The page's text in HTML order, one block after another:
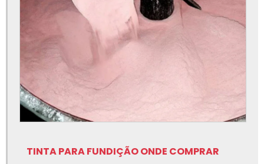
Fábrica de lubrificantes para fundição
Fábrica de nitreto de boro para fundição
Fábrica de nitreto de silício para fundição
Fábrica de rotor de grafite para fundição
Fabricante cerâmicas especiais para fundição
Fabricante de controle de nível para metal líquido
Fabricante de eixo de grafite para fundição
TINTA PARA FUNDIÇÃO ONDE COMPRAR